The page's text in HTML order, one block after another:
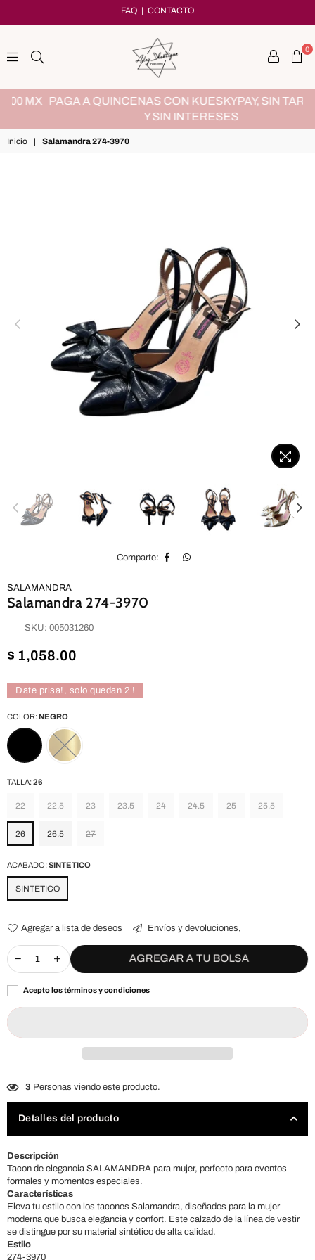
FAQ | CONTACTO
adryshoetique
0
PAGA A QUINCENAS CON KUESKYPAY, SIN TARJETA
Y SIN INTERESES
Inicio | Salamandra 274-3970
Comparte:
SALAMANDRA
Salamandra 274-3970
SKU: 005031260
Precio
$ 1,058.00
Date prisa!, solo quedan 2 !
COLOR:NEGRO
TALLA:26
22 22.5 23 23.5 24 24.5 25 25.5
26 26.5 27
ACABADO:SINTETICO
SINTETICO
Agregar a lista de deseos Envíos y devoluciones,
AGREGAR A TU BOLSA
Acepto los términos y condiciones
3 Personas viendo este producto.
Detalles del producto
Descripción
Tacon de elegancia SALAMANDRA para mujer, perfecto para eventos
formales y momentos especiales.
Características
Eleva tu estilo con los tacones Salamandra, diseñados para la mujer
moderna que busca elegancia y confort. Este calzado de la línea de vestir
se distingue por su material sintético de alta calidad.
Estilo
274-3970